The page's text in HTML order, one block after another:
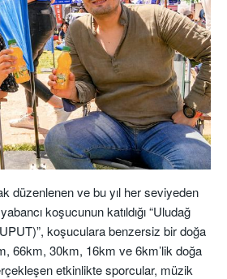
düzenlenen ve bu yıl her seviyeden
koşucunun katıldığı “Uludağ
koşuculara benzersiz bir doğa
66km, 30km, 16km ve 6km’lik doğa
etkinlikte sporcular, müzik